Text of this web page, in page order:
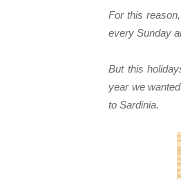
For this
every Sunday
But this
year we
to Sardinia.